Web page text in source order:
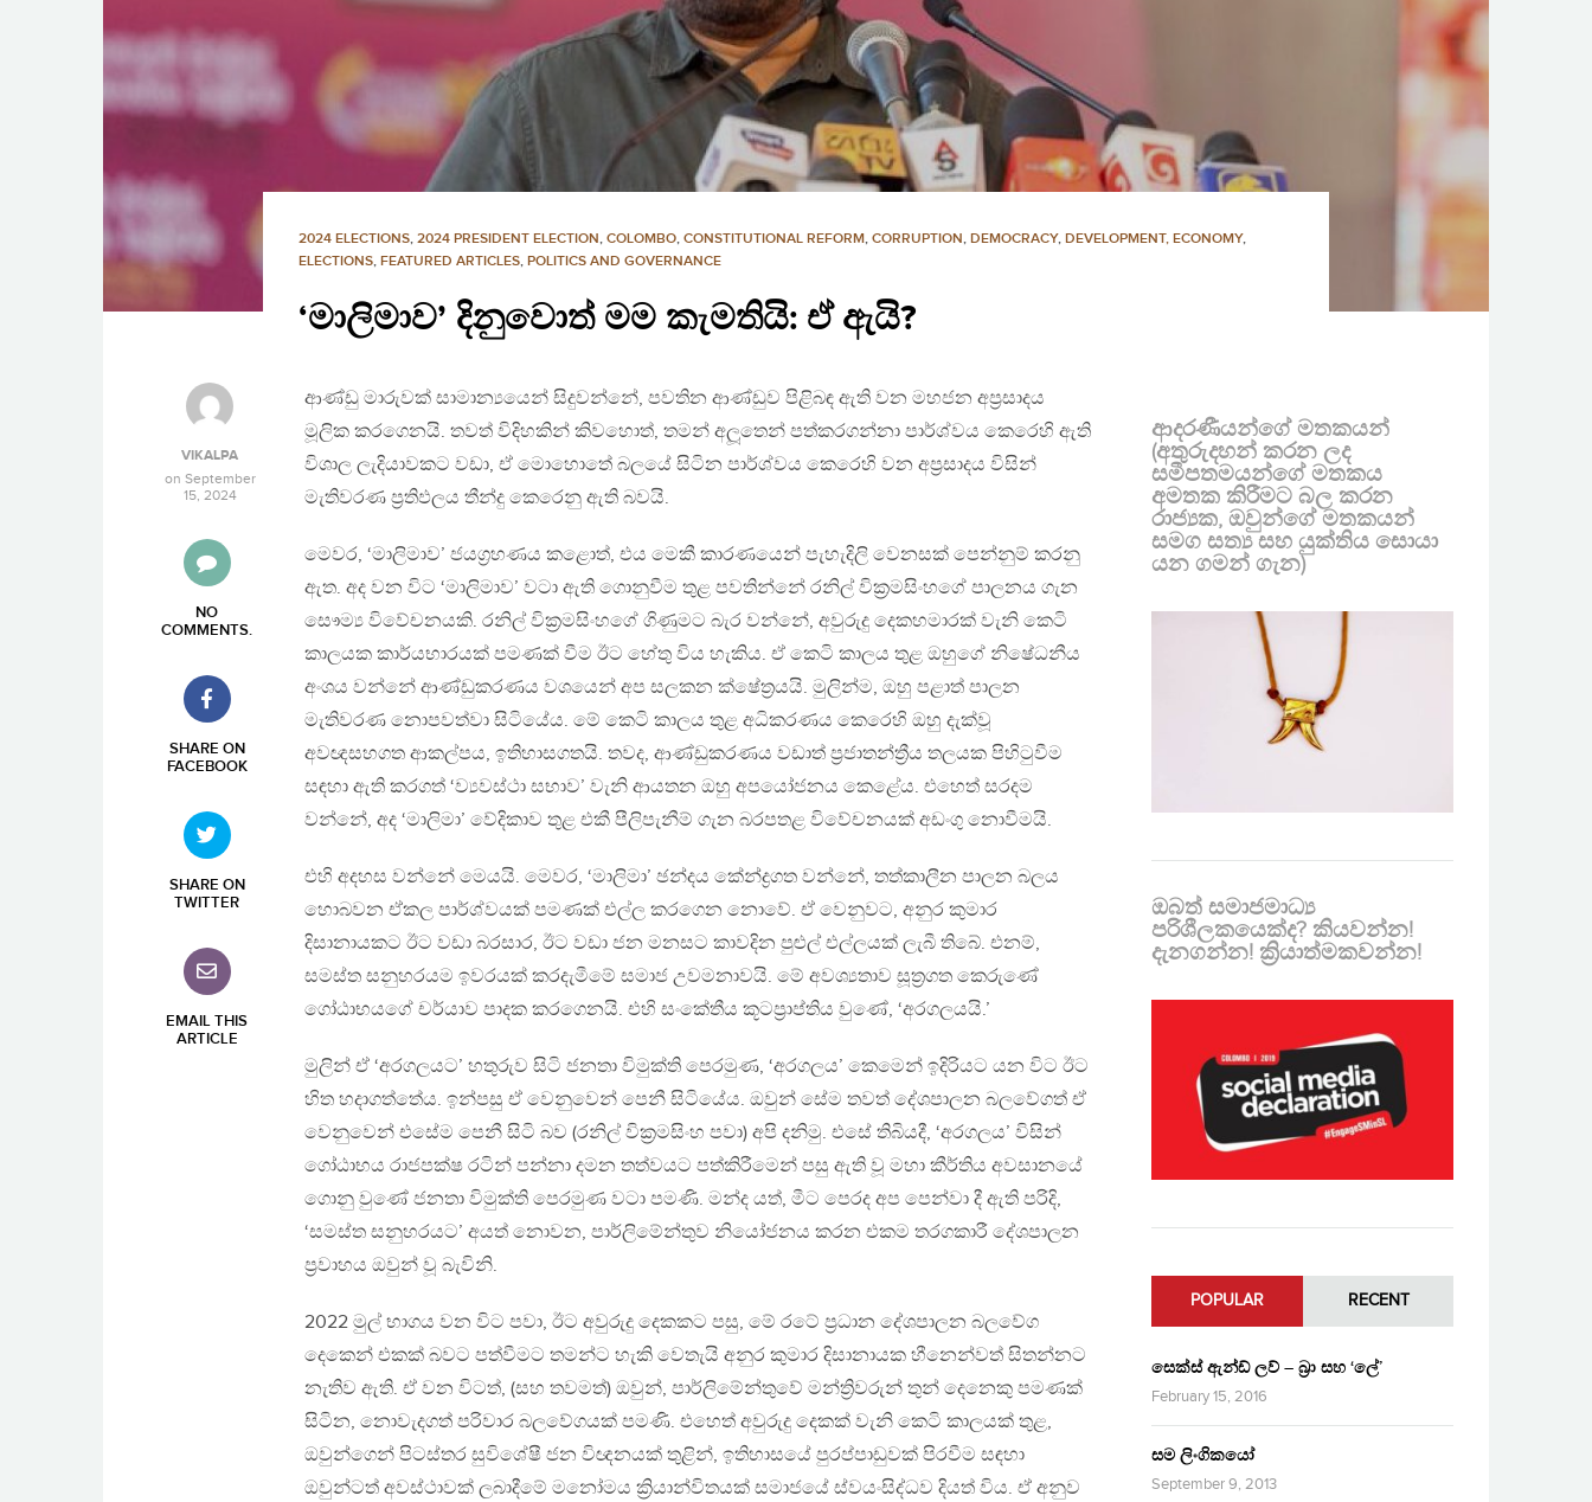
2024 ELECTIONS, 2024 PRESIDENT ELECTION, COLOMBO, CONSTITUTIONAL REFORM, CORRUPTION, DEMOCRACY, DEVELOPMENT, ECONOMY,
ELECTIONS, FEATURED ARTICLES, POLITICS AND GOVERNANCE
‘මාලිමාව’ දිනුවොත් මම කැමතියි: ඒ ඇයි?
VIKALPA
on September
15, 2024
NO
COMMENTS.
SHARE ON
FACEBOOK
SHARE ON
TWITTER
EMAIL THIS
ARTICLE
ආණ්ඩු මාරුවක් සාමාන්‍යයෙන් සිදුවන්නේ, පවතින ආණ්ඩුව පිළිබඳ ඇති වන මහජන අප්‍රසාදය
මූලික කරගෙනයි. තවත් විදිහකින් කිවහොත්, තමන් අලූතෙන් පත්කරගන්නා පාර්ශ්වය කෙරෙහි ඇති
විශාල ලැදියාවකට වඩා, ඒ මොහොතේ බලයේ සිටින පාර්ශ්වය කෙරෙහි වන අප්‍රසාදය විසින්
මැතිවරණ ප්‍රතිඵලය තීන්දු කෙරෙනු ඇති බවයි.
මෙවර, ‘මාලිමාව’ ජයග්‍රහණය කළොත්, එය මෙකී කාරණයෙන් පැහැදිලි වෙනසක් පෙන්නුම් කරනු
ඇත. අද වන විට ‘මාලිමාව’ වටා ඇති ගොනුවීම තුළ පවතින්නේ රනිල් වික්‍රමසිංහගේ පාලනය ගැන
සෞම්‍ය විවේචනයකි. රනිල් වික්‍රමසිංහගේ ගිණුමට බැර වන්නේ, අවුරුදු දෙකහමාරක් වැනි කෙටි
කාලයක කාර්යභාරයක් පමණක් වීම ඊට හේතු විය හැකිය. ඒ කෙටි කාලය තුළ ඔහුගේ නිෂේධනීය
අංශය වන්නේ ආණ්ඩුකරණය වශයෙන් අප සලකන ක්ෂේත්‍රයයි. මුලින්ම, ඔහු පළාත් පාලන
මැතිවරණ නොපවත්වා සිටියේය. මේ කෙටි කාලය තුළ අධිකරණය කෙරෙහි ඔහු දැක්වූ
අවඥසහගත ආකල්පය, ඉතිහාසගතයි. තවද, ආණ්ඩුකරණය වඩාත් ප්‍රජාතන්ත්‍රීය තලයක පිහිටුවීම
සඳහා ඇති කරගත් ‘ව්‍යවස්ථා සභාව’ වැනි ආයතන ඔහු අපයෝජනය කෙළේය. එහෙත් සරදම
වන්නේ, අද ‘මාලිමා’ වේදිකාව තුළ එකී පීලිපැනීම් ගැන බරපතළ විවේචනයක් අඩංගු නොවීමයි.
එහි අදහස වන්නේ මෙයයි. මෙවර, ‘මාලිමා’ ඡන්දය කේන්ද්‍රගත වන්නේ, තත්කාලීන පාලන බලය
හොබවන ඒකල පාර්ශ්වයක් පමණක් එල්ල කරගෙන නොවේ. ඒ වෙනුවට, අනුර කුමාර
දිසානායකට ඊට වඩා බරසාර, ඊට වඩා ජන මනසට කාවදින පුළුල් එල්ලයක් ලැබී තිබේ. එනම්,
සමස්ත සනුහරයම ඉවරයක් කරදැමීමේ සමාජ උවමනාවයි. මේ අවශ්‍යතාව සූත්‍රගත කෙරුණේ
ගෝඨාභයගේ චර්යාව පාදක කරගෙනයි. එහි සංකේතීය කූටප්‍රාප්තිය වුණේ, ‘අරගලයයි.’
මුලින් ඒ ‘අරගලයට’ හතුරුව සිටි ජනතා විමුක්ති පෙරමුණ, ‘අරගලය’ කෙමෙන් ඉදිරියට යන විට ඊට
හිත හදාගත්තේය. ඉන්පසු ඒ වෙනුවෙන් පෙනී සිටියේය. ඔවුන් සේම තවත් දේශපාලන බලවේගත් ඒ
වෙනුවෙන් එසේම පෙනී සිටි බව (රනිල් වික්‍රමසිංහ පවා) අපි දනිමු. එසේ තිබියදී, ‘අරගලය’ විසින්
ගෝඨාභය රාජපක්ෂ රටින් පන්නා දමන තත්වයට පත්කිරීමෙන් පසු ඇති වූ මහා කීර්තිය අවසානයේ
ගොනු වුණේ ජනතා විමුක්ති පෙරමුණ වටා පමණි. මන්ද යත්, මීට පෙරද අප පෙන්වා දී ඇති පරිදි,
‘සමස්ත සනුහරයට’ අයත් නොවන, පාර්ලිමේන්තුව නියෝජනය කරන එකම තරගකාරී දේශපාලන
ප්‍රවාහය ඔවුන් වූ බැවිනි.
2022 මුල් භාගය වන විට පවා, ඊට අවුරුදු දෙකකට පසු, මේ රටේ ප්‍රධාන දේශපාලන බලවේග
දෙකෙන් එකක් බවට පත්වීමට තමන්ට හැකි වෙතැයි අනුර කුමාර දිසානායක හීනෙන්වත් සිතන්නට
නැතිව ඇති. ඒ වන විටත්, (සහ තවමත්) ඔවුන්, පාර්ලිමේන්තුවේ මන්ත්‍රිවරුන් තුන් දෙනෙකු පමණක්
සිටින, නොවැදගත් පරිවාර බලවේගයක් පමණි. එහෙත් අවුරුදු දෙකක් වැනි කෙටි කාලයක් තුළ,
ඔවුන්ගෙන් පිටස්තර සුවිශේෂී ජන විඥනයක් තුළින්, ඉතිහාසයේ පුරප්පාඩුවක් පිරවීම සඳහා
ඔවුන්ටත් අවස්ථාවක් ලබාදීමේ මනෝමය ක්‍රියාන්විතයක් සමාජයේ ස්වයංසිද්ධව දියත් විය. ඒ අනුව
ආදරණීයන්ගේ මතකයන්
(අතුරුදහන් කරන ලද
සමීපතමයන්ගේ මතකය
අමතක කිරීමට බල කරන
රාජ්‍යක, ඔවුන්ගේ මතකයන්
සමග සත්‍ය සහ යුක්තිය සොයා
යන ගමන් ගැන)
ඔබත් සමාජමාධ්‍ය
පරිශීලකයෙක්ද? කියවන්න!
දැනගන්න! ක්‍රියාත්මකවන්න!
POPULAR RECENT
සෙක්ස් ඇන්ඩ් ලව් – බ්‍රා සහ ‘ලේ’
February 15, 2016
සම ලිංගිකයෝ
September 9, 2013